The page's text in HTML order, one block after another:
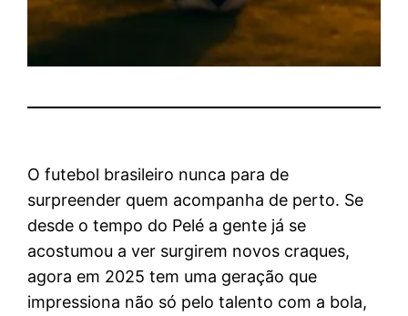
O futebol brasileiro nunca para de
surpreender quem acompanha de perto. Se
desde o tempo do Pelé a gente já se
acostumou a ver surgirem novos craques,
agora em 2025 tem uma geração que
impressiona não só pelo talento com a bola,